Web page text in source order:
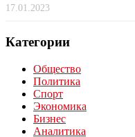
17.01.2023
Категории
Общество
Политика
Спорт
Экономика
Бизнес
Аналитика